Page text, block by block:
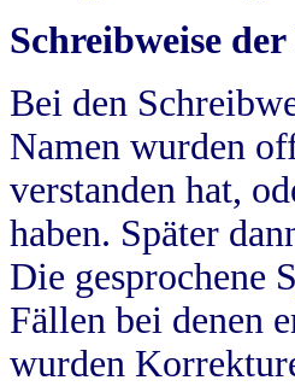
Schreibweise
Bei den
Namen wurden
verstanden hat,
haben. Später
Die gesprochene
Fällen bei denen
wurden